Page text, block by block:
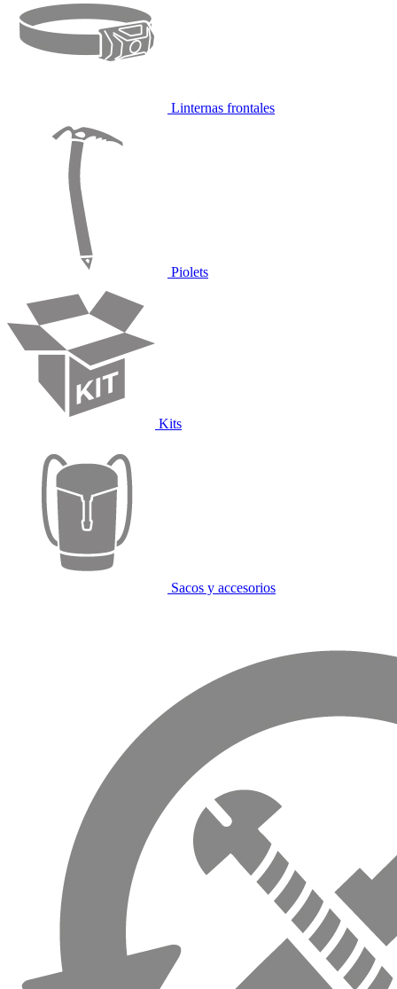
Linternas frontales
Piolets
Kits
Sacos y accesorios